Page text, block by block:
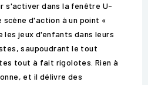
s'activer dans la fenêtre U-
d'action à un point «
les jeux d'enfants dans leurs
saupoudrant le tout
tout à fait rigolotes. Rien à
et il délivre des